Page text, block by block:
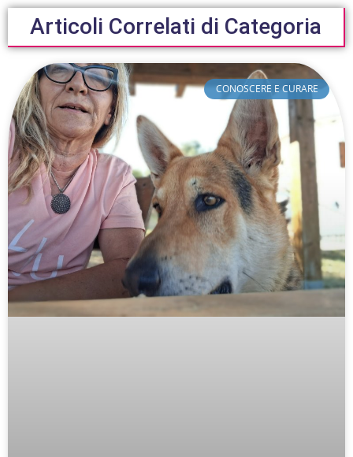
Articoli Correlati di Categoria
CONOSCERE E CURARE